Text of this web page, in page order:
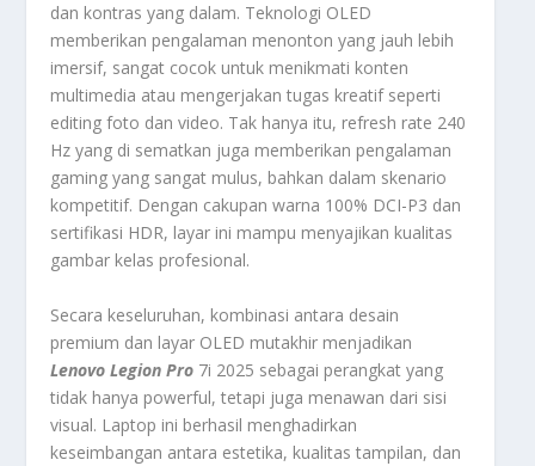
dan kontras yang dalam. Teknologi OLED
memberikan pengalaman menonton yang jauh lebih
imersif, sangat cocok untuk menikmati konten
multimedia atau mengerjakan tugas kreatif seperti
editing foto dan video. Tak hanya itu, refresh rate 240
Hz yang di sematkan juga memberikan pengalaman
gaming yang sangat mulus, bahkan dalam skenario
kompetitif. Dengan cakupan warna 100% DCI-P3 dan
sertifikasi HDR, layar ini mampu menyajikan kualitas
gambar kelas profesional.
Secara keseluruhan, kombinasi antara desain
premium dan layar OLED mutakhir menjadikan
Lenovo Legion Pro 7i 2025 sebagai perangkat yang
tidak hanya powerful, tetapi juga menawan dari sisi
visual. Laptop ini berhasil menghadirkan
keseimbangan antara estetika, kualitas tampilan, dan